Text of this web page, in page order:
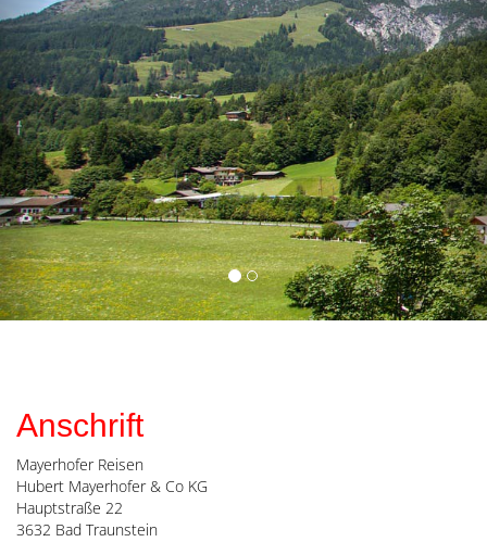
Anschrift
Mayerhofer Reisen
Hubert Mayerhofer & Co KG
Hauptstraße 22
3632 Bad Traunstein